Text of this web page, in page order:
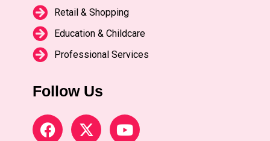
Retail & Shopping
Education & Childcare
Professional Services
Follow Us